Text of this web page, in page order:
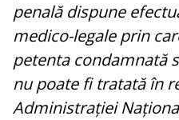
penală dispune
medico-legale prin
petenta condamnată
nu poate fi tratată în
Administrației